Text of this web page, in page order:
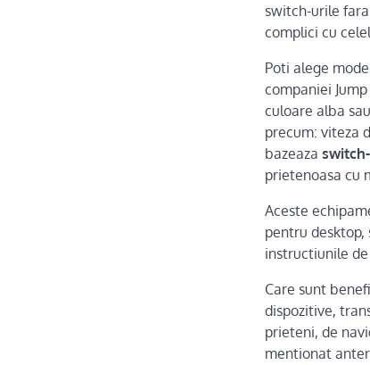
switch-urile
complici cu
Poti alege
companiei
culoare alba
precum: viteza
bazeaza
prietenoasa cu
Aceste
pentru
instructiunile
Care sunt
dispozitive,
prieteni, de
mentionat